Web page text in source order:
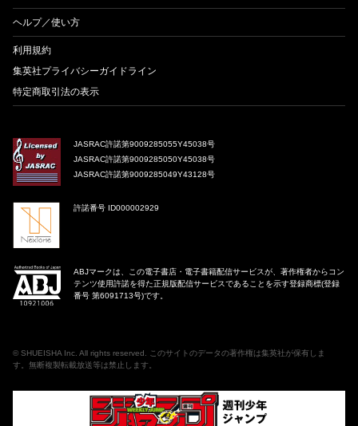
ヘルプ／使い方
利用規約
集英社プライバシーガイドライン
特定商取引法の表示
JASRAC許諾第9009285055Y45038号
JASRAC許諾第9009285050Y45038号
JASRAC許諾第9009285049Y43128号
許諾番号 ID000002929
ABJマークは、この電子書店・電子書籍配信サービスが、著作権者からコン
テンツ使用許諾を得た正規版配信サービスであることを示す登録商標(登録
番号 第6091713号)です。
© SHUEISHA Inc . All rights reserved. このサイトのデータの著作権は集英社が保有しま
す。無断複製転載放送等は禁止します。